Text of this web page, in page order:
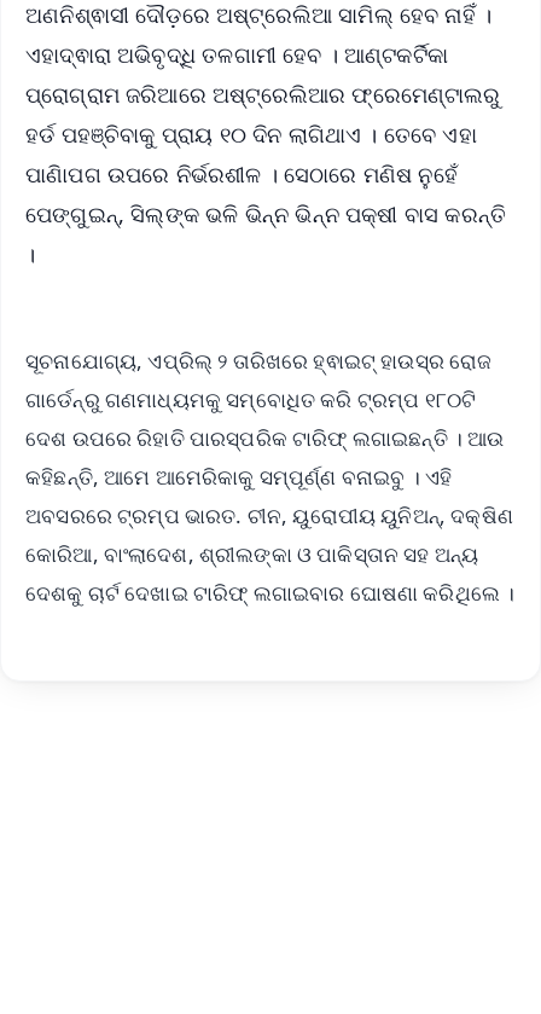
ଅଣନିଶ୍ଵାସୀ ଦୌଡ଼ରେ ଅଷ୍ଟ୍ରେଲିଆ ସାମିଲ୍ ହେବ ନାହିଁ ।
ଏହାଦ୍ଵାରା ଅଭିବୃଦ୍ଧି ତଳଗାମୀ ହେବ । ଆଣ୍ଟକର୍ଟିକା
ପ୍ରୋଗ୍ରାମ ଜରିଆରେ ଅଷ୍ଟ୍ରେଲିଆର ଫ୍ରେମେଣ୍ଟାଲରୁ
ହର୍ଡ ପହଞ୍ଚିବାକୁ ପ୍ରାୟ ୧୦ ଦିନ ଲାଗିଥାଏ । ତେବେ ଏହା
ପାଣିାପଗ ଉପରେ ନିର୍ଭରଶୀଳ । ସେଠାରେ ମଣିଷ ନୁହେଁ
ପେଙ୍ଗୁଇନ୍, ସିଲ୍‌ଙ୍କ ଭଳି ଭିନ୍ନ ଭିନ୍ନ ପକ୍ଷୀ ବାସ କରନ୍ତି
।
ସୂଚନାଯୋଗ୍ୟ, ଏପ୍ରିଲ୍ ୨ ତାରିଖରେ ହ୍ଵାଇଟ୍ ହାଉସ୍‌ର ରୋଜ
ଗାର୍ଡେନ୍‌ରୁ ଗଣମାଧ୍ୟମକୁ ସମ୍ବୋଧିତ କରି ଟ୍ରମ୍ପ ୧୮୦ଟି
ଦେଶ ଉପରେ ରିହାତି ପାରସ୍ପରିକ ଟାରିଫ୍ ଲଗାଇଛନ୍ତି । ଆଉ
କହିଛନ୍ତି, ଆମେ ଆମେରିକାକୁ ସମ୍ପୂର୍ଣ୍ଣ ବନାଇବୁ । ଏହି
ଅବସରରେ ଟ୍ରମ୍ପ ଭାରତ. ଚୀନ, ୟୁରୋପୀୟ ୟୁନିଅନ୍, ଦକ୍ଷିଣ
କୋରିଆ, ବାଂଲାଦେଶ, ଶ୍ରୀଲଙ୍କା ଓ ପାକିସ୍ତାନ ସହ ଅନ୍ୟ
ଦେଶକୁ ଚାର୍ଟ ଦେଖାଇ ଟାରିଫ୍ ଲଗାଇବାର ଘୋଷଣା କରିଥିଲେ ।